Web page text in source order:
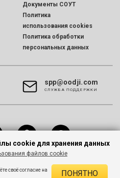
Документы СОУТ
Политика
использования cookies
Политика обработки
персональных данных
spp@oodji.com
CЛУЖБА ПОДДЕРЖКИ
cookie для хранения данных
файлов cookie
своё согласие на
ПОНЯТНО